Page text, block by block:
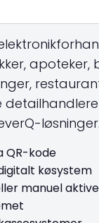
apoteker,
løsninger.
QR-kode
køsystem
manuel